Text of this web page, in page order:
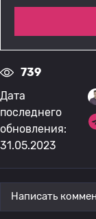
739
Дата
последнего
обновления:
31.05.2023
Написать